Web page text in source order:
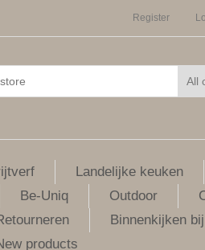
Register
Landelijke keuken
Be-Uniq Outdoor
Binnenkijken
products